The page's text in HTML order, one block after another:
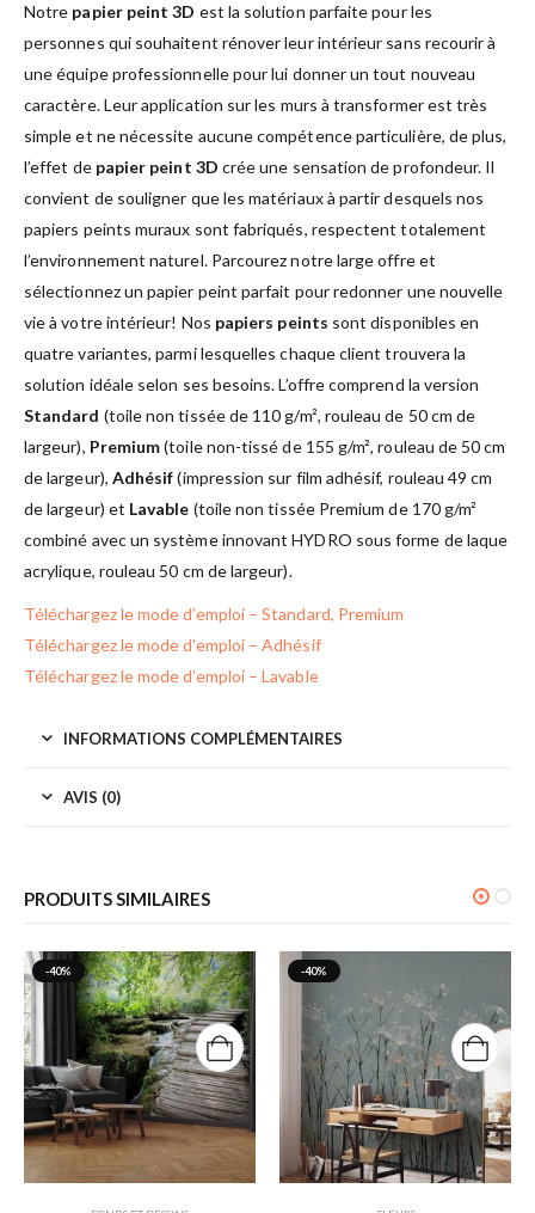
Notre papier peint 3D est la solution parfaite pour les
personnes qui souhaitent rénover leur intérieur sans recourir à
une équipe professionnelle pour lui donner un tout nouveau
caractère. Leur application sur les murs à transformer est très
simple et ne nécessite aucune compétence particulière, de plus,
l’effet de papier peint 3D crée une sensation de profondeur. Il
convient de souligner que les matériaux à partir desquels nos
papiers peints muraux sont fabriqués, respectent totalement
l’environnement naturel. Parcourez notre large offre et
sélectionnez un papier peint parfait pour redonner une nouvelle
vie à votre intérieur! Nos papiers peints sont disponibles en
quatre variantes, parmi lesquelles chaque client trouvera la
solution idéale selon ses besoins. L’offre comprend la version
Standard (toile non tissée de 110 g/m², rouleau de 50 cm de
largeur), Premium(toile non-tissé de 155 g/m², rouleau de 50 cm
de largeur), Adhésif(impression sur film adhésif, rouleau 49 cm
de largeur) et Lavable (toile non tissée Premium de 170 g/m²
combiné avec un système innovant HYDRO sous forme de laque
acrylique, rouleau 50 cm de largeur).
Téléchargez le mode d’emploi – Standard, Premium
Téléchargez le mode d’emploi – Adhésif
Téléchargez le mode d’emploi – Lavable
INFORMATIONS COMPLÉMENTAIRES
AVIS (0)
PRODUITS SIMILAIRES
-40% -40%